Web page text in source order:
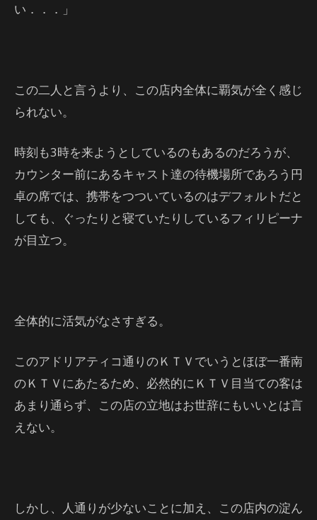
い．．．」
この二人と言うより、この店内全体に覇気が全く感じ
られない。
時刻も3時を来ようとしているのもあるのだろうが、
カウンター前にあるキャスト達の待機場所であろう円
卓の席では、携帯をつついているのはデフォルトだと
しても、ぐったりと寝ていたりしているフィリピーナ
が目立つ。
全体的に活気がなさすぎる。
このアドリアティコ通りのＫＴＶでいうとほぼ一番南
のＫＴＶにあたるため、必然的にＫＴＶ目当ての客は
あまり通らず、この店の立地はお世辞にもいいとは言
えない。
しかし、人通りが少ないことに加え、この店内の淀ん